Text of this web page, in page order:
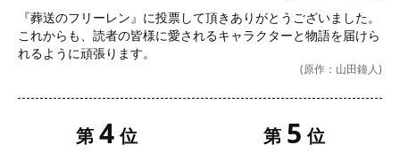
『葬送のフリーレン』に投票して頂きありがとうございました。
これからも、読者の皆様に愛されるキャラクターと物語を届けら
れるように頑張ります。
(原作：山田鐘人)
第 4 位 第 5 位